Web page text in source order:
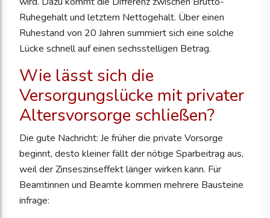
Ruhegehalt und letztem Nettogehalt. Über einen
Ruhestand von 20 Jahren summiert sich eine solche
Lücke schnell auf einen sechsstelligen Betrag.
Wie lässt sich die
Versorgungslücke mit privater
Altersvorsorge schließen?
Die gute Nachricht: Je früher die private Vorsorge
beginnt, desto kleiner fällt der nötige Sparbeitrag aus,
weil der Zinseszinseffekt länger wirken kann. Für
Beamtinnen und Beamte kommen mehrere Bausteine
infrage: